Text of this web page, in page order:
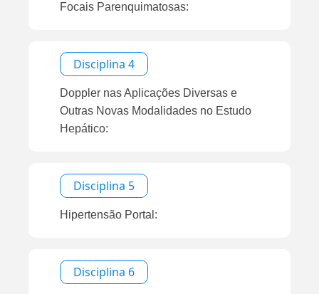
Focais Parenquimatosas:
Disciplina 4
Doppler nas Aplicações Diversas e
Outras Novas Modalidades no Estudo
Hepático:
Disciplina 5
Hipertensão Portal:
Disciplina 6